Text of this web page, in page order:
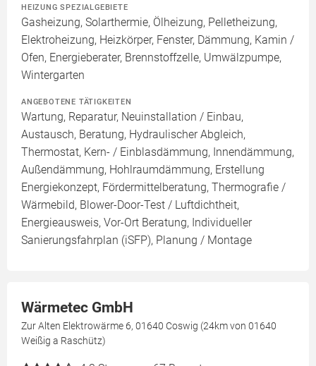
HEIZUNG SPEZIALGEBIETE
Gasheizung, Solarthermie, Ölheizung, Pelletheizung,
Elektroheizung, Heizkörper, Fenster, Dämmung, Kamin /
Ofen, Energieberater, Brennstoffzelle, Umwälzpumpe,
Wintergarten
ANGEBOTENE TÄTIGKEITEN
Wartung, Reparatur, Neuinstallation / Einbau,
Austausch, Beratung, Hydraulischer Abgleich,
Thermostat, Kern- / Einblasdämmung, Innendämmung,
Außendämmung, Hohlraumdämmung, Erstellung
Energiekonzept, Fördermittelberatung, Thermografie /
Wärmebild, Blower-Door-Test / Luftdichtheit,
Energieausweis, Vor-Ort Beratung, Individueller
Sanierungsfahrplan (iSFP), Planung / Montage
Wärmetec GmbH
Zur Alten Elektrowärme 6, 01640 Coswig (24km von 01640
Weißig a Raschütz)